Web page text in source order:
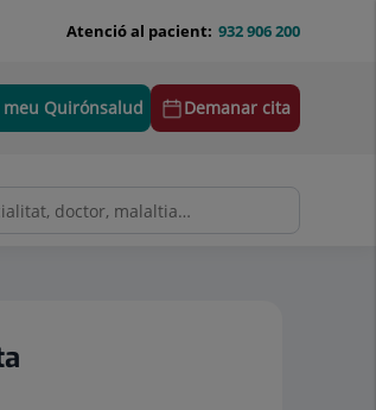
932 906 200
Atenció al pacient:
meu Quirónsalud Demanar cita